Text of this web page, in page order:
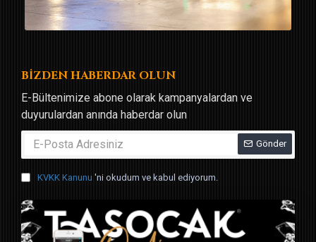
BİZDEN HABERDAR OLUN
E-Bültenimize abone olarak kampanyalardan ve
duyurulardan anında haberdar olun
Gönder
KVKK Kanunu 'ni okudum ve kabul ediyorum.